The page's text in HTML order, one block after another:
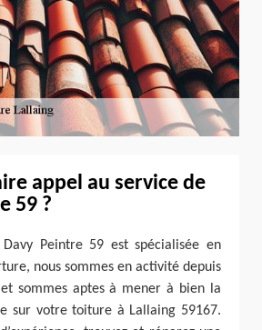
appel au service de
59 ?
Peintre 59 est spécialisée en
nous sommes en activité depuis
sommes aptes à mener à bien la
sur votre toiture à Lallaing 59167.